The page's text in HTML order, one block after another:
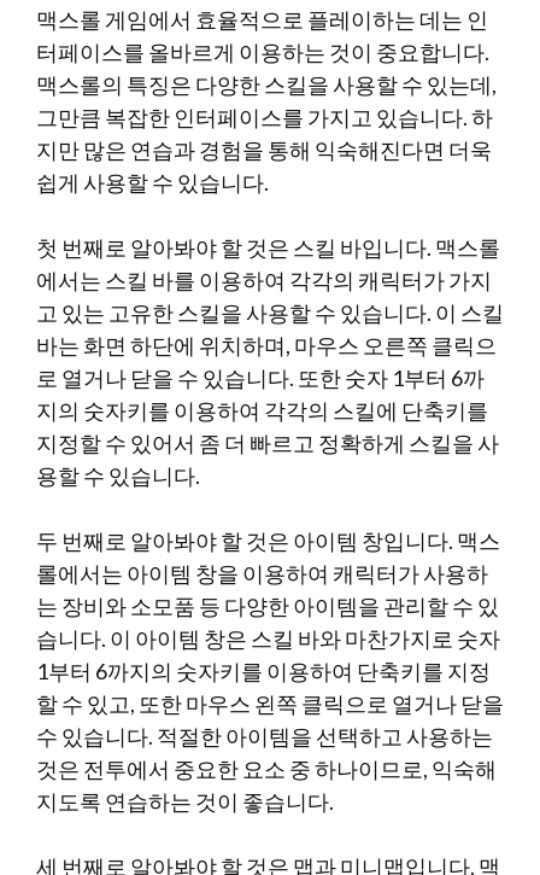
맥스롤 게임에서 효율적으로 플레이하는 데는 인
터페이스를 올바르게 이용하는 것이 중요합니다.
맥스롤의 특징은 다양한 스킬을 사용할 수 있는데,
그만큼 복잡한 인터페이스를 가지고 있습니다. 하
지만 많은 연습과 경험을 통해 익숙해진다면 더욱
쉽게 사용할 수 있습니다.
첫 번째로 알아봐야 할 것은 스킬 바입니다. 맥스롤
에서는 스킬 바를 이용하여 각각의 캐릭터가 가지
고 있는 고유한 스킬을 사용할 수 있습니다. 이 스킬
바는 화면 하단에 위치하며, 마우스 오른쪽 클릭으
로 열거나 닫을 수 있습니다. 또한 숫자 1부터 6까
지의 숫자키를 이용하여 각각의 스킬에 단축키를
지정할 수 있어서 좀 더 빠르고 정확하게 스킬을 사
용할 수 있습니다.
두 번째로 알아봐야 할 것은 아이템 창입니다. 맥스
롤에서는 아이템 창을 이용하여 캐릭터가 사용하
는 장비와 소모품 등 다양한 아이템을 관리할 수 있
습니다. 이 아이템 창은 스킬 바와 마찬가지로 숫자
1부터 6까지의 숫자키를 이용하여 단축키를 지정
할 수 있고, 또한 마우스 왼쪽 클릭으로 열거나 닫을
수 있습니다. 적절한 아이템을 선택하고 사용하는
것은 전투에서 중요한 요소 중 하나이므로, 익숙해
지도록 연습하는 것이 좋습니다.
세 번째로 알아봐야 할 것은 맵과 미니맵입니다. 맥